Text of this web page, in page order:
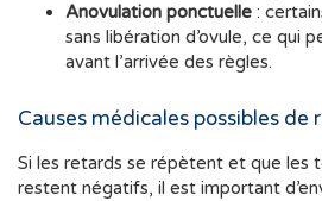
Anovulation ponctuelle :
sans libération d’ovule, ce qui
avant l’arrivée des règles.
Causes médicales possibles de
Si les retards se répètent et que les
restent négatifs, il est important